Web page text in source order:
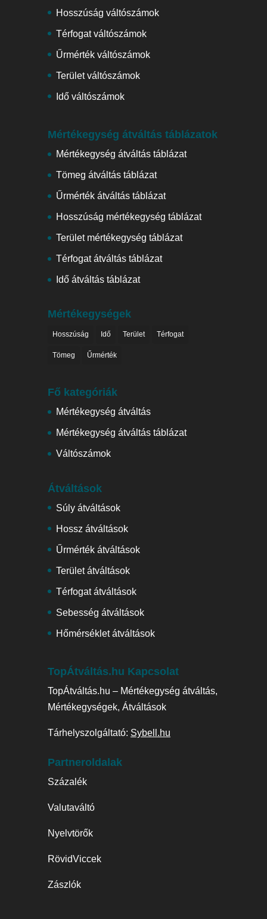
Hosszúság váltószámok
Térfogat váltószámok
Űrmérték váltószámok
Terület váltószámok
Idő váltószámok
Mértékegység átváltás táblázatok
Mértékegység átváltás táblázat
Tömeg átváltás táblázat
Űrmérték átváltás táblázat
Hosszúság mértékegység táblázat
Terület mértékegység táblázat
Térfogat átváltás táblázat
Idő átváltás táblázat
Mértékegységek
Hosszúság Idő Terület Térfogat
Tömeg Űrmérték
Fő kategóriák
Mértékegység átváltás
Mértékegység átváltás táblázat
Váltószámok
Átváltások
Súly átváltások
Hossz átváltások
Űrmérték átváltások
Terület átváltások
Térfogat átváltások
Sebesség átváltások
Hőmérséklet átváltások
TopÁtváltás.hu Kapcsolat
TopÁtváltás.hu – Mértékegység átváltás,
Mértékegységek, Átváltások
Tárhelyszolgáltató: Sybell.hu
Partneroldalak
Százalék
Valutaváltó
Nyelvtörők
RövidViccek
Zászlók